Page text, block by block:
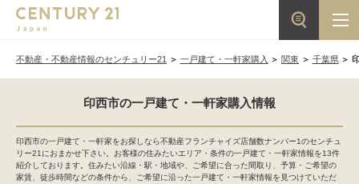
不動産・不動産情報のセンチュリー21 一戸建て・一軒家購入 関東 千葉県
印西市の一戸建て・一軒家購入情報
印西市の一戸建て・一軒家をお探しなら不動産フランチャイズ店舗数ナンバー1のセンチュ
リー21におまかせ下さい。お客様の住みたいエリア・条件の一戸建て・一軒家情報を13件
紹介しております。住みたい沿線・駅・地域や、ご希望に合った間取り、予算・ご希望の
家賃、徒歩時間などの条件から、ご希望に沿った一戸建て・一軒家情報を見つけていただ